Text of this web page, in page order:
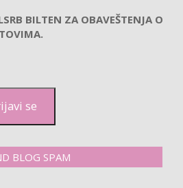
BILTEN ZA OBAVEŠTENJA O
se
BLOG SPAM